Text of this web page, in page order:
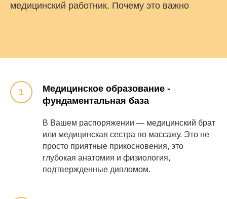
медицинский работник. Почему это важно
Медицинское образование -
фундаментальная база
В Вашем распоряжении — медицинский брат
или медицинская сестра по массажу. Это не
просто приятные прикосновения, это
глубокая анатомия и физиология,
подтвержденные дипломом.